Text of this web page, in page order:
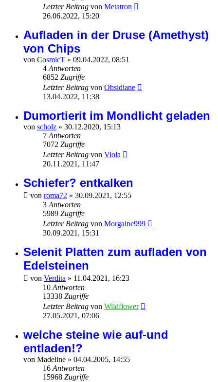
Letzter Beitrag von Metatron
26.06.2022, 15:20
Aufladen in der Druse (Amethyst)
von Chips
von CosmicT » 09.04.2022, 08:51
4 Antworten
6852 Zugriffe
Letzter Beitrag von Obsidiane
13.04.2022, 11:38
Dumortierit im Mondlicht geladen
von scholz » 30.12.2020, 15:13
7 Antworten
7072 Zugriffe
Letzter Beitrag von Viola
20.11.2021, 11:47
Schiefer? entkalken
von roma72 » 30.09.2021, 12:55
3 Antworten
5989 Zugriffe
Letzter Beitrag von Morgaine999
30.09.2021, 15:31
Selenit Platten zum aufladen von
Edelsteinen
von Verdita » 11.04.2021, 16:23
10 Antworten
13338 Zugriffe
Letzter Beitrag von Wildflower
27.05.2021, 07:06
welche steine wie auf-und
entladen!?
von Madeline » 04.04.2005, 14:55
16 Antworten
15968 Zugriffe